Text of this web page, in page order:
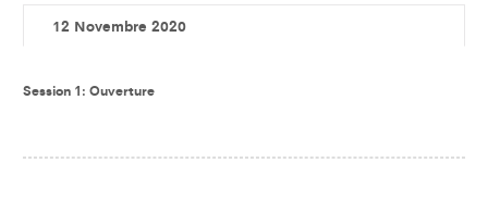
12 Novembre 2020
Session 1: Ouverture